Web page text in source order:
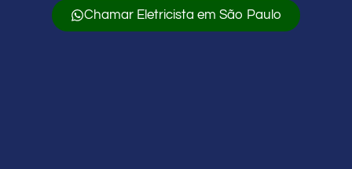
Chamar Eletricista em São Paulo